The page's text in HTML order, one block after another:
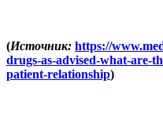
(Источник: https://
drugs-as-advised-what-are-
patient-relationship)